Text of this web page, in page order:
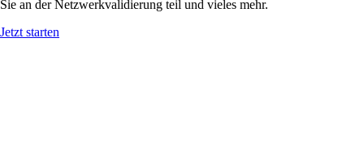
Sie an der Netzwerkvalidierung teil und vieles mehr.
Jetzt starten